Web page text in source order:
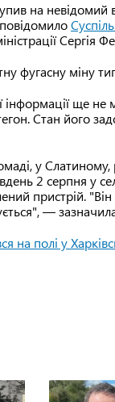
на невідомий
Сергія
фугасну міну
інформації ще
Стан його
у Слатиному,
2 серпня у
пристрій.
—
на полі у